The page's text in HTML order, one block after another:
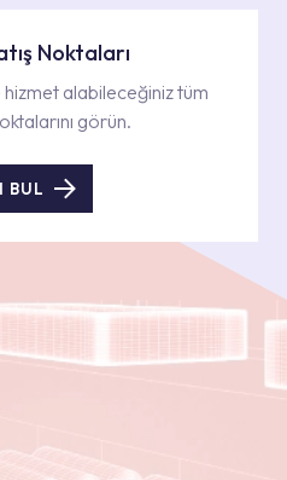
Noktaları
alabileceğiniz tüm
görün.
BUL